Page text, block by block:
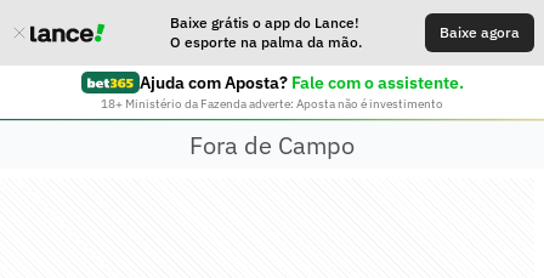
Baixe grátis o app do Lance!
O esporte na palma da mão.
Baixe agora
Ajuda com Aposta? Fale com o assistente.
18+ Ministério da Fazenda adverte: Aposta não é investimento
Fora de Campo